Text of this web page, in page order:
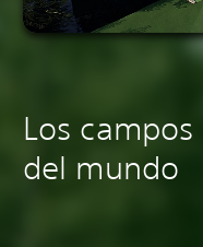
Los
del mundo